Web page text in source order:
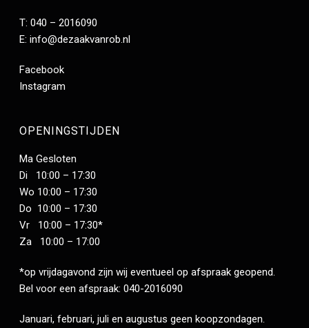
T: 040 – 2016090
E:info@dezaakvanrob.nl
Facebook
Instagram
OPENINGSTIJDEN
Ma Gesloten
Di 10:00 – 17:30
Wo 10:00 – 17:30
Do 10:00 – 17:30
Vr 10:00 – 17:30*
Za 10:00 – 17:00
*op vrijdagavond zijn wij eventueel op afspraak geopend.
Bel voor een afspraak: 040-2016090
Januari, februari, juli en augustus geen koopzondagen.